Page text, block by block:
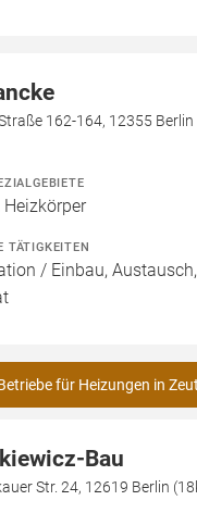
162-164, 12355
Heizkörper
TÄTIGKEITEN
/ Einbau,
für Heizungen in
Bau
Str. 24, 12619 Berlin